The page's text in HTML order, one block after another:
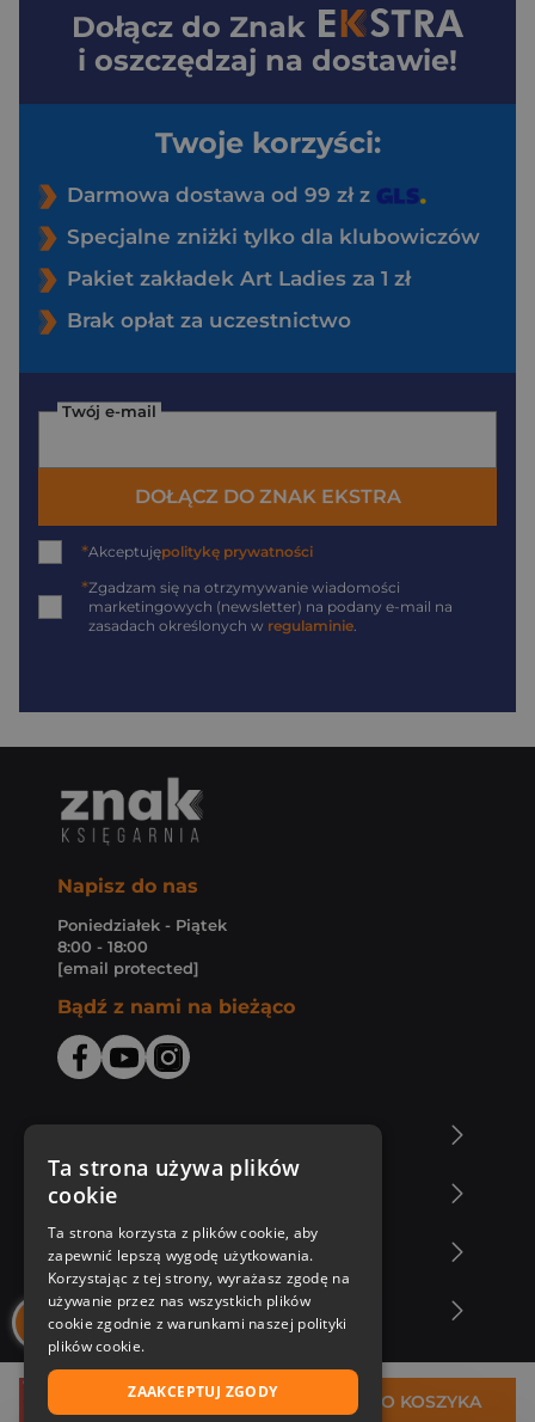
34,49 zł DO KOSZYKA
Dołącz do Znak
i oszczędzaj na dostawie!
Twoje korzyści:
Darmowa dostawa od 99 zł z
Specjalne zniżki tylko dla klubowiczów
Pakiet zakładek Art Ladies za 1 zł
Brak opłat za uczestnictwo
Twój e-mail
DOŁĄCZ DO ZNAK EKSTRA
*Akceptujępolitykę prywatności
*Zgadzam się na otrzymywanie wiadomości
marketingowych (newsletter) na podany e-mail na
zasadach określonych w regulaminie.
Napisz do nas
Poniedziałek - Piątek
8:00 - 18:00
[email protected]
Bądź z nami na bieżąco
Zakupy u nas
Nasza oferta
Nasi autorzy
Ta strona używa plików
cookie
Ta strona korzysta z plików cookie, aby
zapewnić lepszą wygodę użytkowania.
Korzystając z tej strony, wyrażasz zgodę na
używanie przez nas wszystkich plików
cookie zgodnie z warunkami naszej polityki
plików cookie.
ZAAKCEPTUJ ZGODY